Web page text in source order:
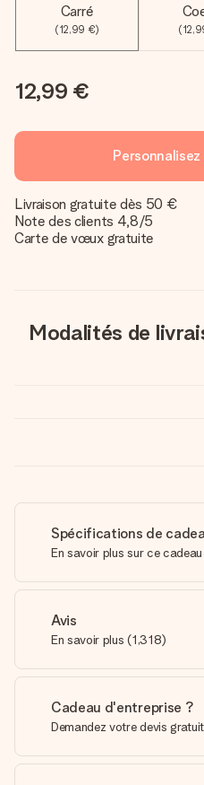
Carré
(12,99 €)
12,99 €
Livraison gratuite dès 50 €
Note des clients 4,8/5
Carte de vœux gratuite
Modalités de
Spécifications de
En savoir plus sur ce cadeau
Avis
En savoir plus (1,318)
Cadeau d'entreprise ?
Demandez votre devis gratuit